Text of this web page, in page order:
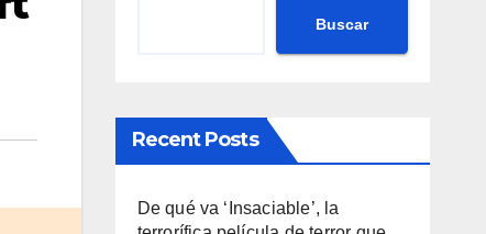
Buscar
Recent Posts
De qué va ‘Insaciable’, la